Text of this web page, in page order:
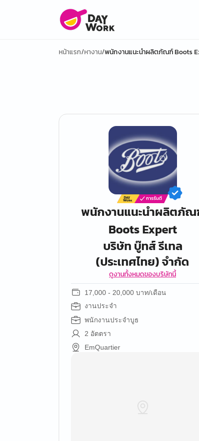
หน้าแรก/หางาน/พนักงานแนะนำผลิตภัณฑ์ Boots
พนักงานแนะนำผลิตภั
Boots Expert
บริษัท บู๊ทส์ รีเทล
(ประเทศไทย) จำกัด
ดูงานทั้งหมดของบริษัทนี้
17,000 - 20,000 บาท/เดือน
งานประจำ
พนักงานประจำบูธ
2 อัตตรา
EmQuartier